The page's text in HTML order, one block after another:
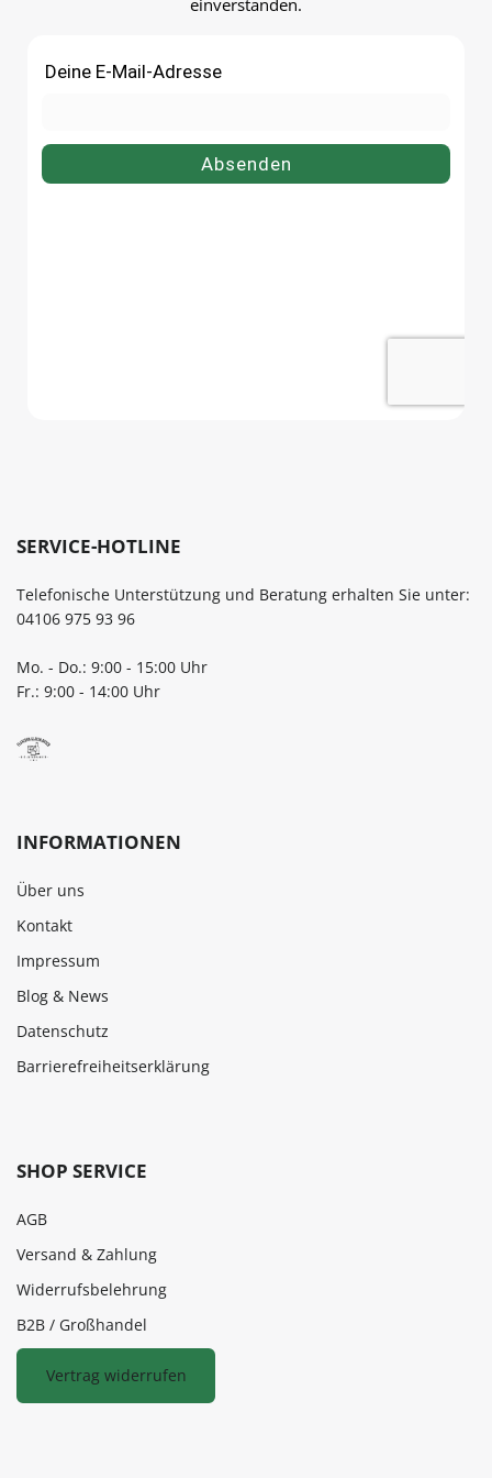
bestellenBestelle deinen
dosen.de.
Einmachglas 125 ml
einverstanden.
SERVICE-HOTLINE
Telefonische Unterstützung und Beratung erhalten Sie unter:
04106 975 93 96
Mo. - Do.: 9:00 - 15:00 Uhr
Fr.: 9:00 - 14:00 Uhr
INFORMATIONEN
Über uns
Kontakt
Impressum
Blog & News
Datenschutz
Barrierefreiheitserklärung
SHOP SERVICE
AGB
Versand & Zahlung
Widerrufsbelehrung
B2B / Großhandel
Vertrag widerrufen